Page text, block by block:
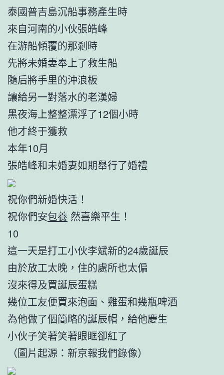
泰國普吉島沉船事務產生時
來自河南的小伙張皓峰
在游船傾覆的那剎時
先將未婚妻奉上了救生船
隨后將手里的沖浪板
讓給另一對落水的老漢婦
黑夜海上整整漂浮了12個小時
他才終于獲救
本年10月
張皓峰和未婚妻如期舉行了婚禮
祝你們新婚快活！
祝你們安包養 然喜樂平生！
10
這一天是打工小伙李斌新的24歲誕辰
由於放工太晚，住的處所也太偏
沒來得及買誕辰蛋糕
幾位工友便買來泡面、雞蛋和幾瓶啤酒
為他做了個簡略的誕辰帽，給他慶生
小伙子笑著笑著眼眶卻紅了
（圖片起源：新京報我們錄像）